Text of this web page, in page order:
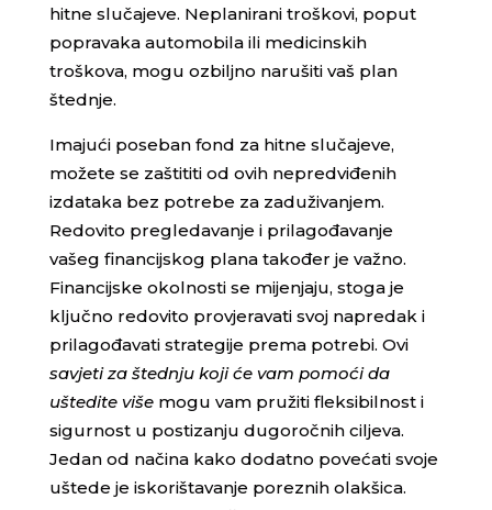
hitne slučajeve. Neplanirani troškovi, poput
popravaka automobila ili medicinskih
troškova, mogu ozbiljno narušiti vaš plan
štednje.
Imajući poseban fond za hitne slučajeve,
možete se zaštititi od ovih nepredviđenih
izdataka bez potrebe za zaduživanjem.
Redovito pregledavanje i prilagođavanje
vašeg financijskog plana također je važno.
Financijske okolnosti se mijenjaju, stoga je
ključno redovito provjeravati svoj napredak i
prilagođavati strategije prema potrebi. Ovi
savjeti za štednju koji će vam pomoći da
uštedite višemogu vam pružiti fleksibilnost i
sigurnost u postizanju dugoročnih ciljeva.
Jedan od načina kako dodatno povećati svoje
uštede je iskorištavanje poreznih olakšica.